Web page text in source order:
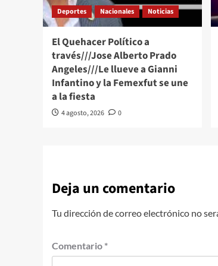
Deportes Nacionales Noticias
El Quehacer Político a
través///Jose Alberto Prado
Angeles///Le llueve a Gianni
Infantino y la Femexfut se une
a la fiesta
4 agosto, 2026 0
Deja un comentario
Tu dirección de correo electrónico no
Comentario *